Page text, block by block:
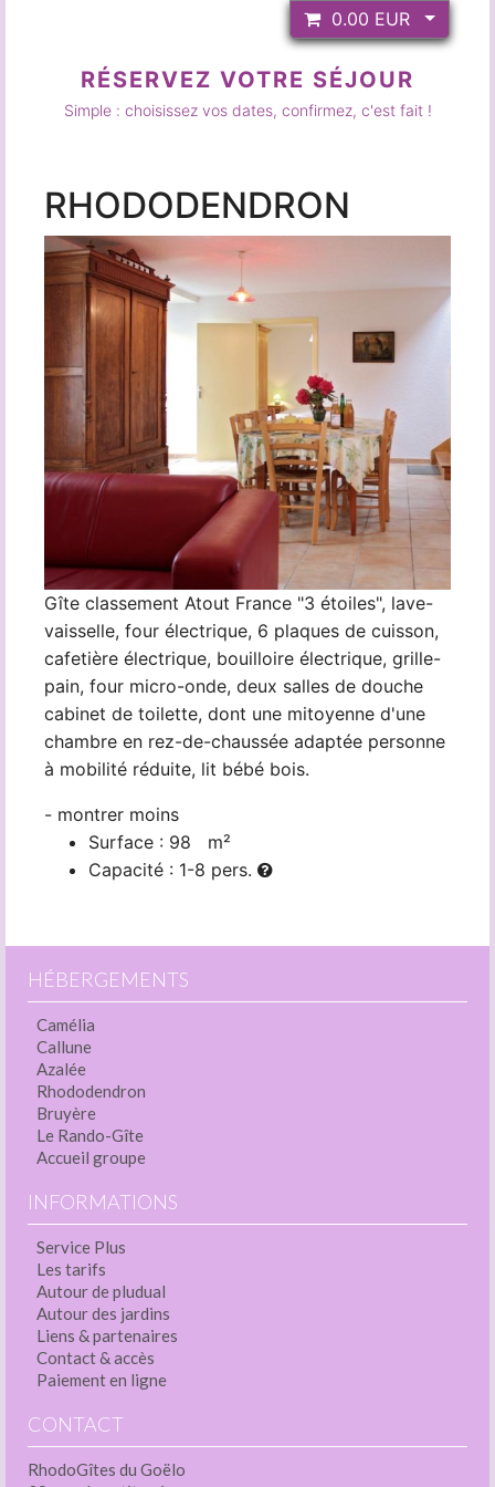
Bruyère (3 personnes)
AccueilGroupe
ServicePlus
Les Tarifs
Gîte au jardin
Autour des jardins
Autour de pludual
Contact& accès
HÉBERGEMENTS
Camélia
Callune
Azalée
Rhododendron
Bruyère
Le Rando-Gîte
Accueil groupe
INFORMATIONS
Service Plus
Les tarifs
Autour de pludual
Autour des jardins
Liens & partenaires
Contact & accès
Paiement en ligne
CONTACT
RhodoGîtes du Goëlo